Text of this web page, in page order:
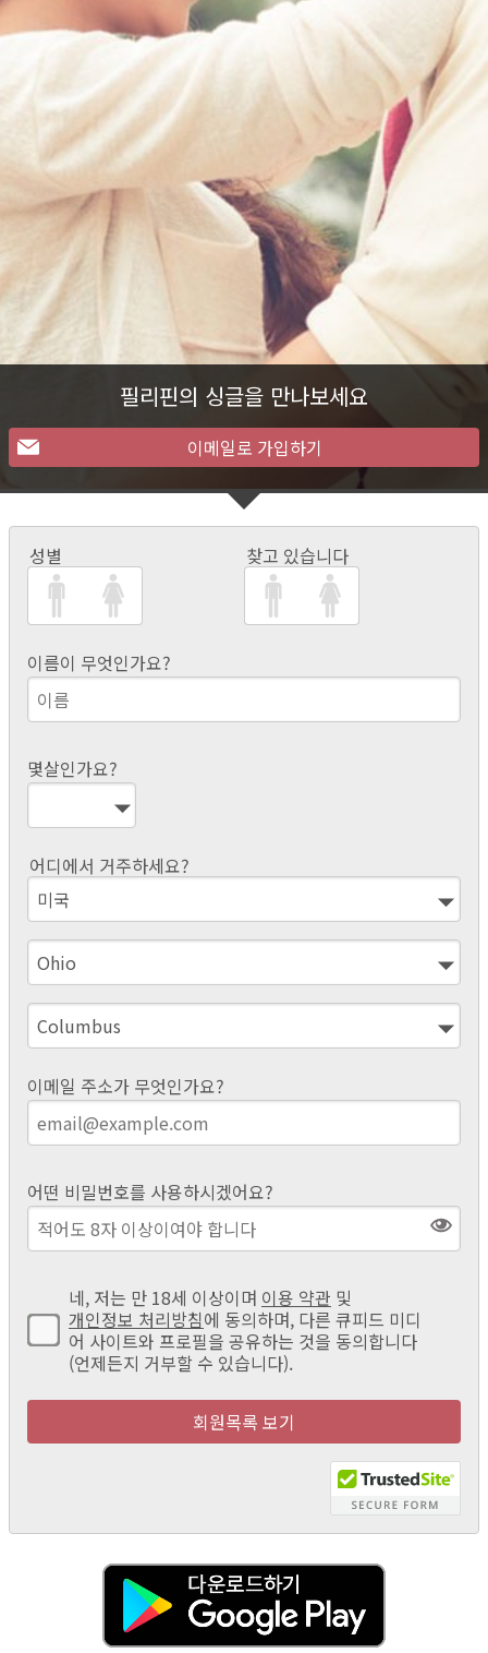
필리핀의 싱글을 만나보세요
이메일로 가입하기
성별 찾고 있습니다
이름이 무엇인가요?
몇살인가요?
어디에서 거주하세요?
이메일 주소가 무엇인가요?
어떤 비밀번호를 사용하시겠어요?
네, 저는 만 18세 이상이며 이용 약관 및
개인정보 처리방침에 동의하며, 다른 큐피드 미디
어 사이트와 프로필을 공유하는 것을 동의합니다
(언제든지 거부할 수 있습니다).